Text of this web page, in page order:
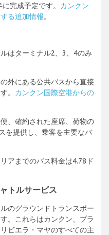
完成予定です。 カンクン
る追加情報。
はターミナル2、3、4のみ
外にある公共バスから直接
。 カンクン国際空港からの
、確約された座席、荷物の
を提供し、乗客を主要なバ
アまでのバス料金は4.78ド
トルサービス
のグラウンドトランスポー
。これらはカンクン、プラ
ビエラ・マヤのすべての主